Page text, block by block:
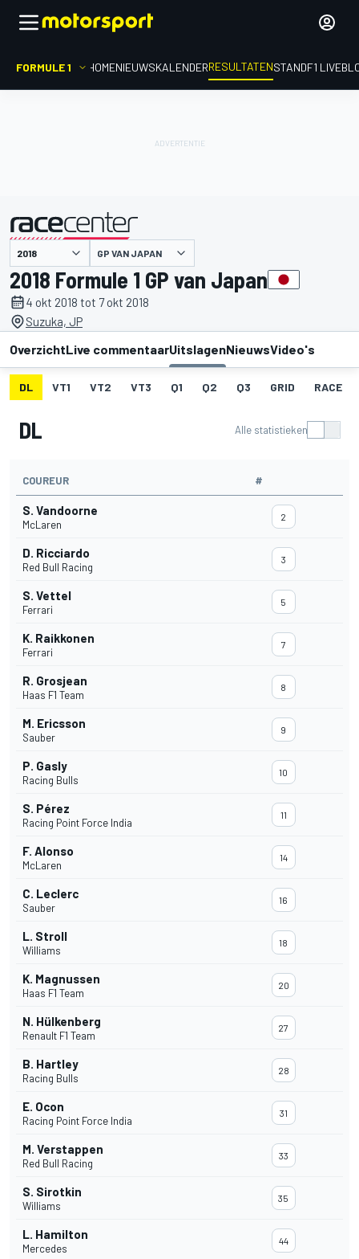
FORMULE 1 HOMENIEUWSKALENDERRESULTATENSTANDF1
gepresenteerd door GP VAN JAPAN
2018 Formule 1 GP van Japan
4 okt 2018 tot 7 okt 2018
Suzuka, JP
OverzichtLive commentaarUitslagenNieuwsVideo's
DL VT1 VT2 VT3 Q1 Q2 Q3 GRID RACE
DL Alle statistieken
COUREUR #
S. Vandoorne
McLaren
2
D. Ricciardo
Red Bull Racing
3
S. Vettel
Ferrari
5
K. Raikkonen
Ferrari
7
R. Grosjean
Haas F1 Team
8
M. Ericsson
Sauber
9
P. Gasly
Racing Bulls
10
S. Pérez
Racing Point Force India
11
F. Alonso
McLaren
14
C. Leclerc
Sauber
16
L. Stroll
Williams
18
K. Magnussen
Haas F1 Team
20
N. Hülkenberg
Renault F1 Team
27
B. Hartley
Racing Bulls
28
E. Ocon
Racing Point Force India
31
M. Verstappen
Red Bull Racing
33
S. Sirotkin
Williams
35
L. Hamilton
Mercedes
44